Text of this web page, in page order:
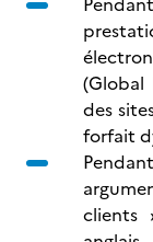
des
forfait
clients